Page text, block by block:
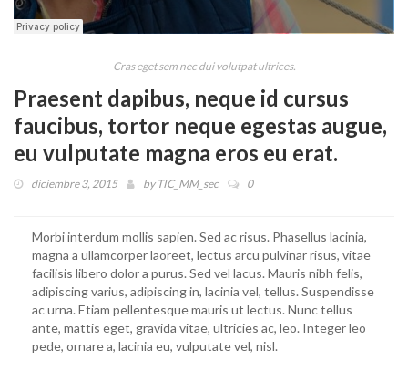
Cras eget sem nec dui volutpat ultrices.
Praesent dapibus, neque id cursus
faucibus, tortor neque egestas augue,
eu vulputate magna eros eu erat.
diciembre 3, 2015 by TIC_MM_sec 0
Morbi interdum mollis sapien. Sed ac risus. Phasellus lacinia,
magna a ullamcorper laoreet, lectus arcu pulvinar risus, vitae
facilisis libero dolor a purus. Sed vel lacus. Mauris nibh felis,
adipiscing varius, adipiscing in, lacinia vel, tellus. Suspendisse
ac urna. Etiam pellentesque mauris ut lectus. Nunc tellus
ante, mattis eget, gravida vitae, ultricies ac, leo. Integer leo
pede, ornare a, lacinia eu, vulputate vel, nisl.